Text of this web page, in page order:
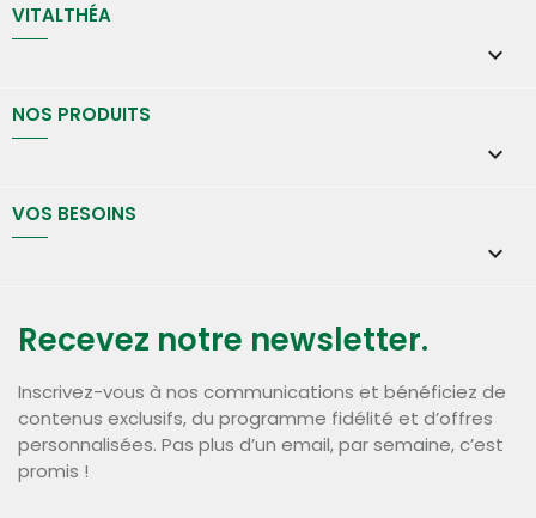
VITALTHÉA

NOS PRODUITS

VOS BESOINS

Recevez notre newsletter.
Inscrivez-vous à nos communications et bénéficiez de
contenus exclusifs, du programme fidélité et d’offres
personnalisées. Pas plus d’un email, par semaine, c’est
promis !